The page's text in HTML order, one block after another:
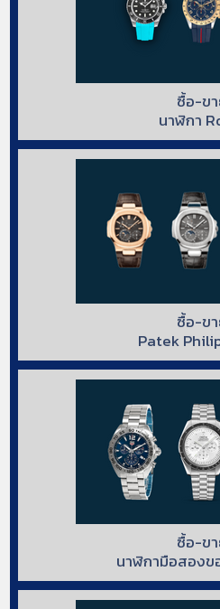
ซื้อ-ข
นาฬิกา
ซื้อ-ข
Patek
ซื้อ-ข
นาฬิกามือสองข